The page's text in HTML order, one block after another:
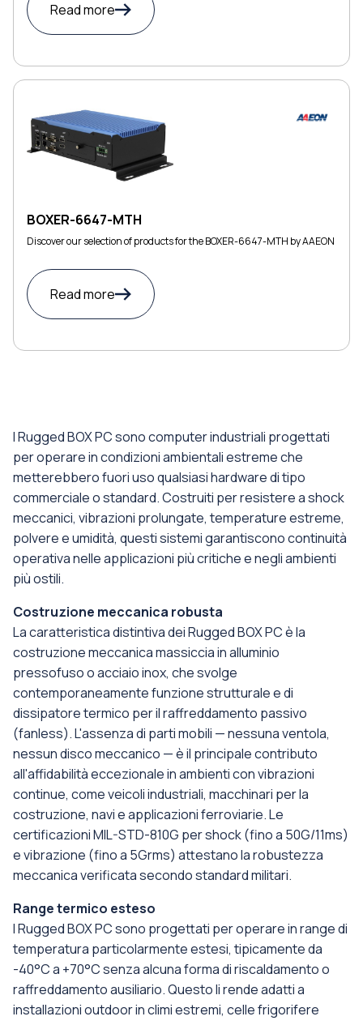
Read more
BOXER-6647-MTH
Discover our selection of products for the BOXER-6647-MTH by AAEON
Read more
I Rugged BOX PC sono computer industriali progettati
per operare in condizioni ambientali estreme che
metterebbero fuori uso qualsiasi hardware di tipo
commerciale o standard. Costruiti per resistere a shock
meccanici, vibrazioni prolungate, temperature estreme,
polvere e umidità, questi sistemi garantiscono continuità
operativa nelle applicazioni più critiche e negli ambienti
più ostili.
Costruzione meccanica robusta
La caratteristica distintiva dei Rugged BOX PC è la
costruzione meccanica massiccia in alluminio
pressofuso o acciaio inox, che svolge
contemporaneamente funzione strutturale e di
dissipatore termico per il raffreddamento passivo
(fanless). L'assenza di parti mobili — nessuna ventola,
nessun disco meccanico — è il principale contributo
all'affidabilità eccezionale in ambienti con vibrazioni
continue, come veicoli industriali, macchinari per la
costruzione, navi e applicazioni ferroviarie. Le
certificazioni MIL-STD-810G per shock (fino a 50G/11ms)
e vibrazione (fino a 5Grms) attestano la robustezza
meccanica verificata secondo standard militari.
Range termico esteso
I Rugged BOX PC sono progettati per operare in range di
temperatura particolarmente estesi, tipicamente da
-40°C a +70°C senza alcuna forma di riscaldamento o
raffreddamento ausiliario. Questo li rende adatti a
installazioni outdoor in climi estremi, celle frigorifere